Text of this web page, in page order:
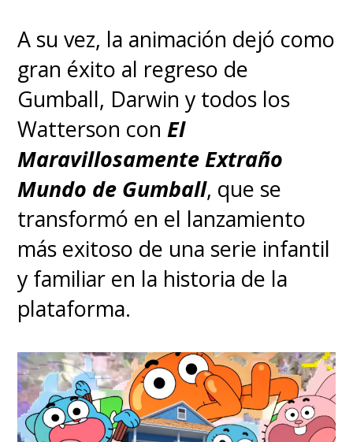
A su vez, la animación dejó como
gran éxito al regreso de
Gumball, Darwin y todos los
Watterson conEl
Maravillosamente Extraño
Mundo de Gumball, que se
transformó en el lanzamiento
más exitoso de una serie infantil
y familiar en la historia de la
plataforma.